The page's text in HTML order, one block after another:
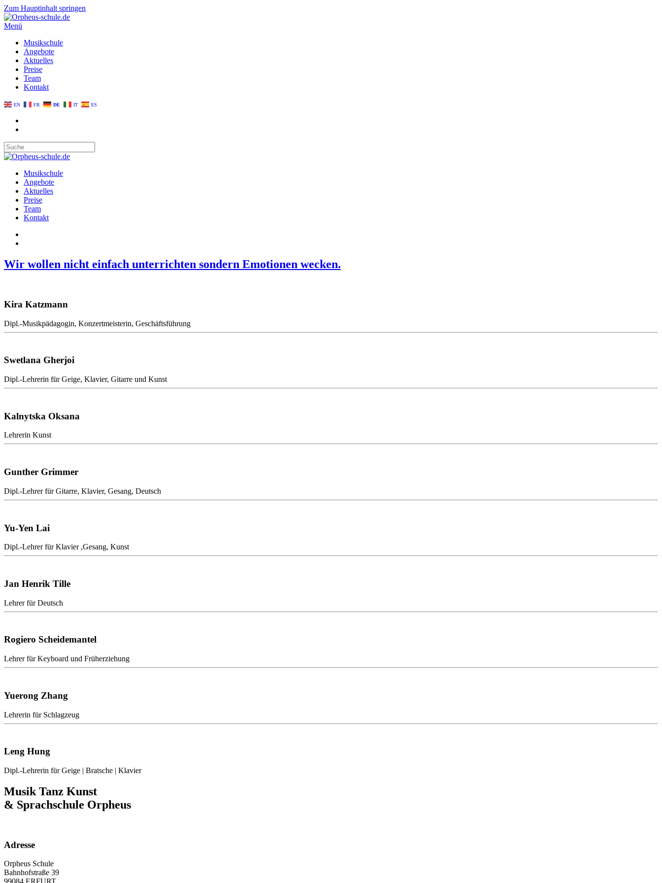
Zum Hauptinhalt springen
Menü
Musikschule
Angebote
Aktuelles
Preise
Team
Kontakt
EN FR DE IT ES
Musikschule
Angebote
Aktuelles
Preise
Team
Kontakt
Wir wollen nicht einfach unterrichten sondern Emotionen wecken.
Kira Katzmann
Dipl.-Musikpädagogin, Konzertmeisterin, Geschäftsführung
Swetlana Gherjoi
Dipl.-Lehrerin für Geige, Klavier, Gitarre und Kunst
Kalnytska Oksana
Lehrerin Kunst
Gunther Grimmer
Dipl.-Lehrer für Gitarre, Klavier, Gesang, Deutsch
Yu-Yen Lai
Dipl.-Lehrer für Klavier ,Gesang, Kunst
Jan Henrik Tille
Lehrer für Deutsch
Rogiero Scheidemantel
Lehrer für Keyboard und Früherziehung
Yuerong Zhang
Lehrerin für Schlagzeug
Leng Hung
Dipl.-Lehrerin für Geige | Bratsche | Klavier
Musik Tanz Kunst
& Sprachschule Orpheus
Adresse
Orpheus Schule
Bahnhofstraße 39